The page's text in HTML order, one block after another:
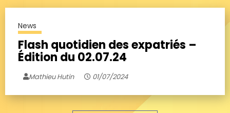
News
Flash quotidien des expatriés –
Édition du 02.07.24
Mathieu Hutin 01/07/2024